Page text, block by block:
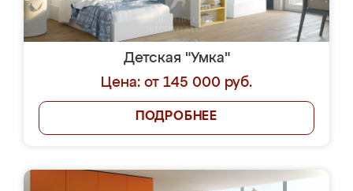
Детская "Умка"
Цена: от 145 000 руб.
ПОДРОБНЕЕ